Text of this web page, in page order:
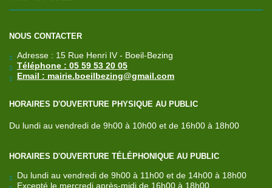
NOUS CONTACTER
Adresse : 15 Rue Henri IV - Boeil-Bezing
Téléphone : 05 59 53 20 05
Email : mairie.boeilbezing@gmail.com
HORAIRES D'OUVERTURE PHYSIQUE AU PUBLIC
Du lundi au vendredi de 9h00 à 10h00 et de 16h00 à 18h00
HORAIRES D'OUVERTURE TÉLÉPHONIQUE AU PUBLIC
Du lundi au vendredi de 9h00 à 11h00 et de 14h00 à 18h00
Excepté le mercredi après-midi de 16h00 à 18h00